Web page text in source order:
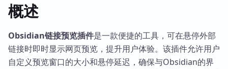
概述
Obsidian链接预览插件是一款便捷的工具，可在悬停外部
链接时即时显示网页预览，提升用户体验。该插件允许用户
自定义预览窗口的大小和悬停延迟，确保与Obsidian的界